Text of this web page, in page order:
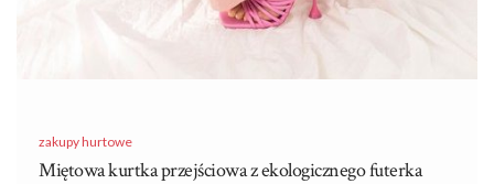
zakupy hurtowe
Miętowa kurtka przejściowa z ekologicznego futerka